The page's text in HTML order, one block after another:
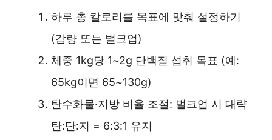
하루 총 칼로리를 목표에 맞춰 설정하기
(감량 또는 벌크업)
체중 1kg당 1~2g 단백질 섭취 목표 (예:
65kg이면 65~130g)
탄수화물·지방 비율 조절: 벌크업 시 대략
탄:단:지 = 6:3:1 유지